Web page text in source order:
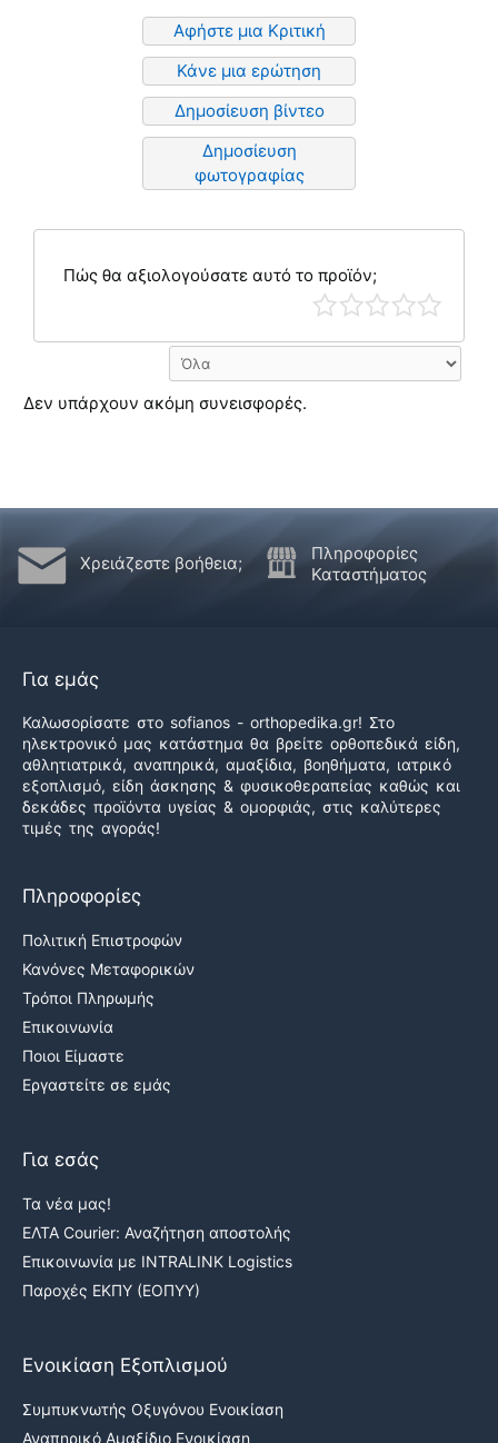
Αφήστε μια Κριτική
Κάνε μια ερώτηση
Δημοσίευση βίντεο
Δημοσίευση
φωτογραφίας
Πώς θα αξιολογούσατε αυτό το προϊόν;
Δεν υπάρχουν ακόμη συνεισφορές.
Χρειάζεστε βοήθεια;
Πληροφορίες
Καταστήματος
Για εμάς
Καλωσορίσατε στο sofianos - orthopedika.gr! Στο
ηλεκτρονικό μας κατάστημα θα βρείτε ορθοπεδικά είδη,
αθλητιατρικά, αναπηρικά, αμαξίδια, βοηθήματα, ιατρικό
εξοπλισμό, είδη άσκησης & φυσικοθεραπείας καθώς και
δεκάδες προϊόντα υγείας & ομορφιάς, στις καλύτερες
τιμές της αγοράς!
Πληροφορίες
Πολιτική Επιστροφών
Κανόνες Μεταφορικών
Τρόποι Πληρωμής
Επικοινωνία
Ποιοι Είμαστε
Εργαστείτε σε εμάς
Για εσάς
Τα νέα μας!
ΕΛΤΑ Courier: Αναζήτηση αποστολής
Επικοινωνία με INTRALINK Logistics
Παροχές ΕΚΠΥ (ΕΟΠΥΥ)
Ενοικίαση Εξοπλισμού
Συμπυκνωτής Οξυγόνου Ενοικίαση
Αναπηρικό Αμαξίδιο Ενοικίαση